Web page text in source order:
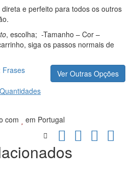
e perfeito para todos os outros
, escolha; -Tamanho – Cor –
siga os passos normais de
Ver Outras Opções
Frases
com em Portugal